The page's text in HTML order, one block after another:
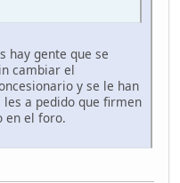
hay gente que se
cambiar el
y se le han
a pedido que firmen
en el foro.